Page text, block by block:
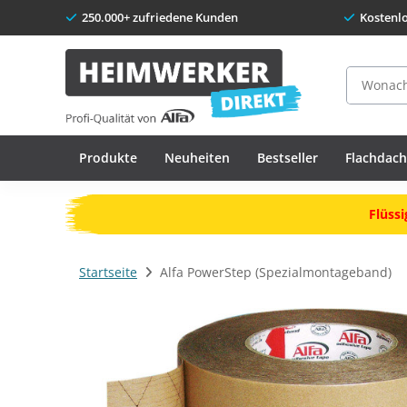
250.000+ zufriedene Kunden
Suche
Produkte Neuheiten Bestseller
Startseite Alfa PowerStep (Spezialmontageband)